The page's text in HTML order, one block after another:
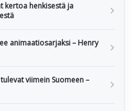
kertoa henkisestä ja
animaatiosarjaksi – Henry
viimein Suomeen –